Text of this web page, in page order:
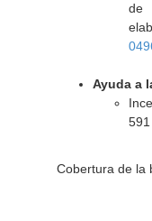
de
Ayuda a
Cobertura de la